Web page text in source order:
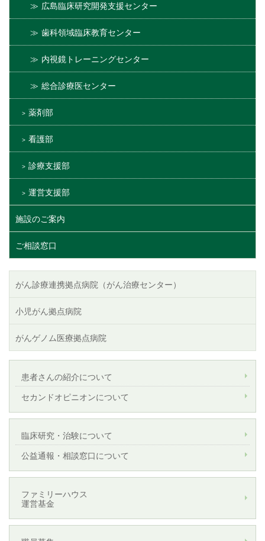
広島臨床研究開発支援センター
歯科領域臨床教育センター
内視鏡トレーニングセンター
総合診療医センター
薬剤部
看護部
診療支援部
運営支援部
施設のご案内
ご相談窓口
がん診療連携拠点病院（がん治療センター）
小児がん拠点病院
がんゲノム医療拠点病院
患者さんの紹介について
セカンドオピニオンについて
臨床研究・治験について
公益通報・相談窓口について
ファミリーハウス
運営基金